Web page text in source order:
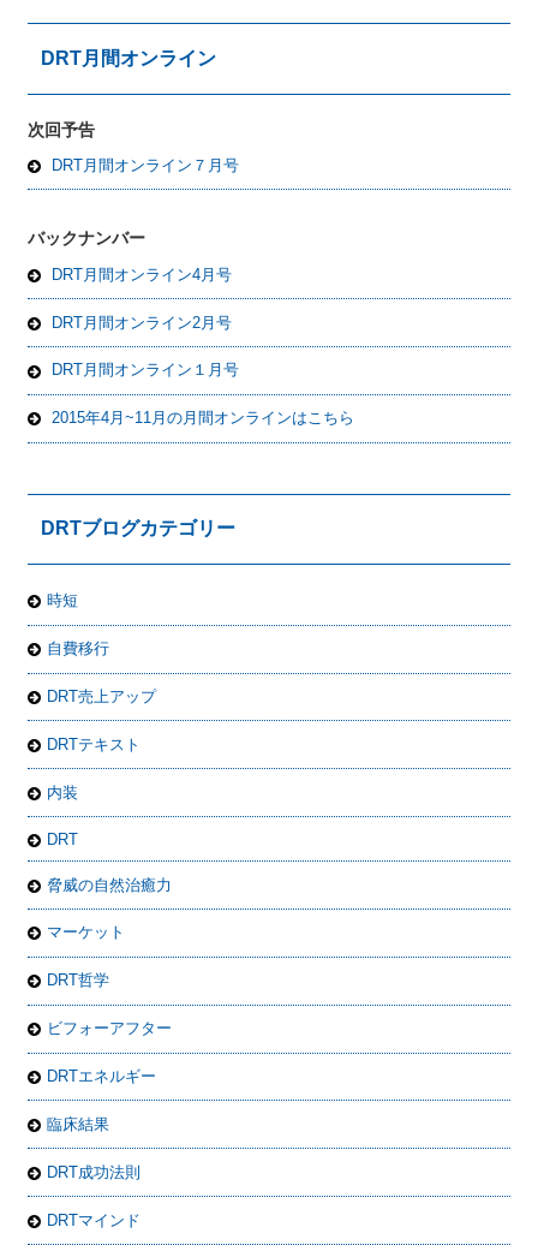
DRT月間オンライン
次回予告
DRT月間オンライン７月号
バックナンバー
DRT月間オンライン4月号
DRT月間オンライン2月号
DRT月間オンライン１月号
2015年4月~11月の月間オンラインはこちら
DRTブログカテゴリー
時短
自費移行
DRT売上アップ
DRTテキスト
内装
DRT
脅威の自然治癒力
マーケット
DRT哲学
ビフォーアフター
DRTエネルギー
臨床結果
DRT成功法則
DRTマインド